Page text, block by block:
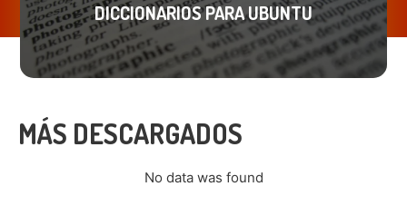
DICCIONARIOS PARA UBUNTU
MÁS DESCARGADOS
No data was found